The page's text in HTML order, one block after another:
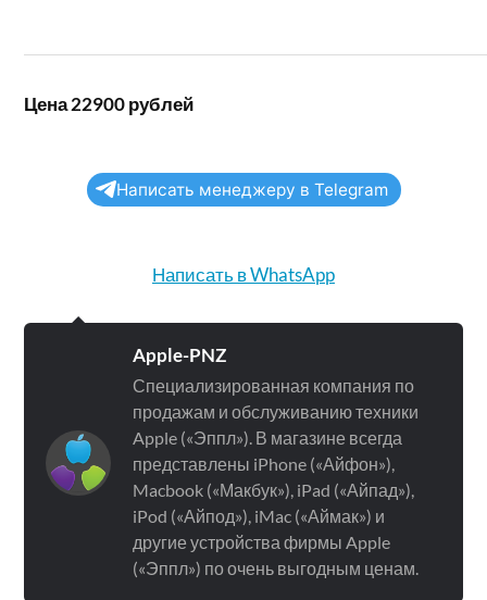
Цена 22900 рублей
Написать менеджеру в Telegram
Написать в WhatsApp
Apple-PNZ
Специализированная компания по
продажам и обслуживанию техники
Apple («Эппл»). В магазине всегда
представлены iPhone («Айфон»),
Macbook («Макбук»), iPad («Айпад»),
iPod («Айпод»), iMac («Аймак») и
другие устройства фирмы Apple
(«Эппл») по очень выгодным ценам.